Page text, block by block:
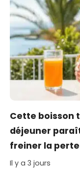
Cette boisson
déjeuner
freiner la
Il y a 3 jours